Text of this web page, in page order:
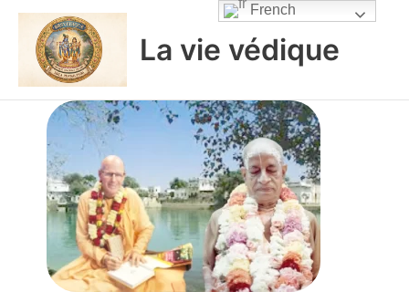
contenu
La vie védique
French